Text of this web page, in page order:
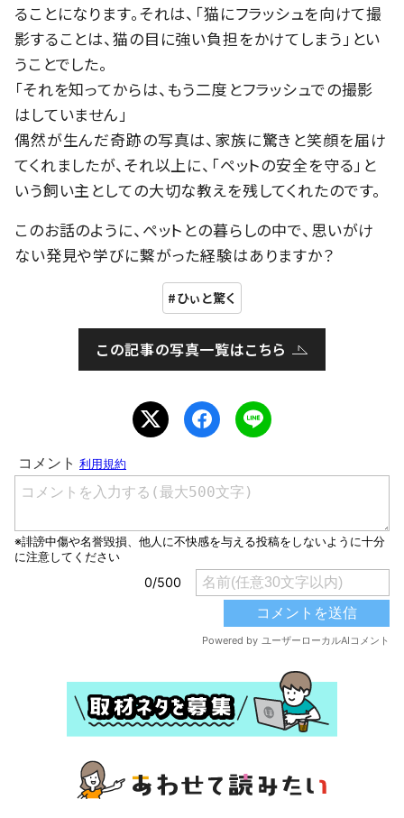
ることになります。それは、「猫にフラッシュを向けて撮
影することは、猫の目に強い負担をかけてしまう」とい
うことでした。
「それを知ってからは、もう二度とフラッシュでの撮影
はしていません」
偶然が生んだ奇跡の写真は、家族に驚きと笑顔を届け
てくれましたが、それ以上に、「ペットの安全を守る」と
いう飼い主としての大切な教えを残してくれたのです。
このお話のように、ペットとの暮らしの中で、思いがけ
ない発見や学びに繋がった経験はありますか？
ひぃと驚く
この記事の写真一覧はこちら